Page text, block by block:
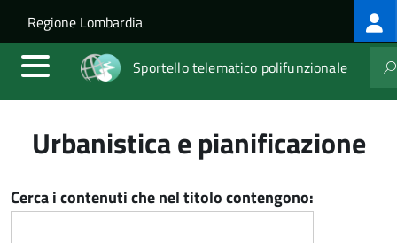
Salta al contenuto principale
Skip to site navigation
Regione Lombardia
Sportello telematico polifunzionale
Urbanistica e pianificazione
Cerca i contenuti che nel titolo contengono: